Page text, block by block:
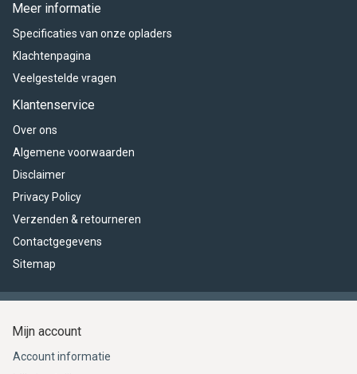
Meer informatie
Specificaties van onze opladers
Klachtenpagina
Veelgestelde vragen
Klantenservice
Over ons
Algemene voorwaarden
Disclaimer
Privacy Policy
Verzenden & retourneren
Contactgegevens
Sitemap
Mijn account
Account informatie